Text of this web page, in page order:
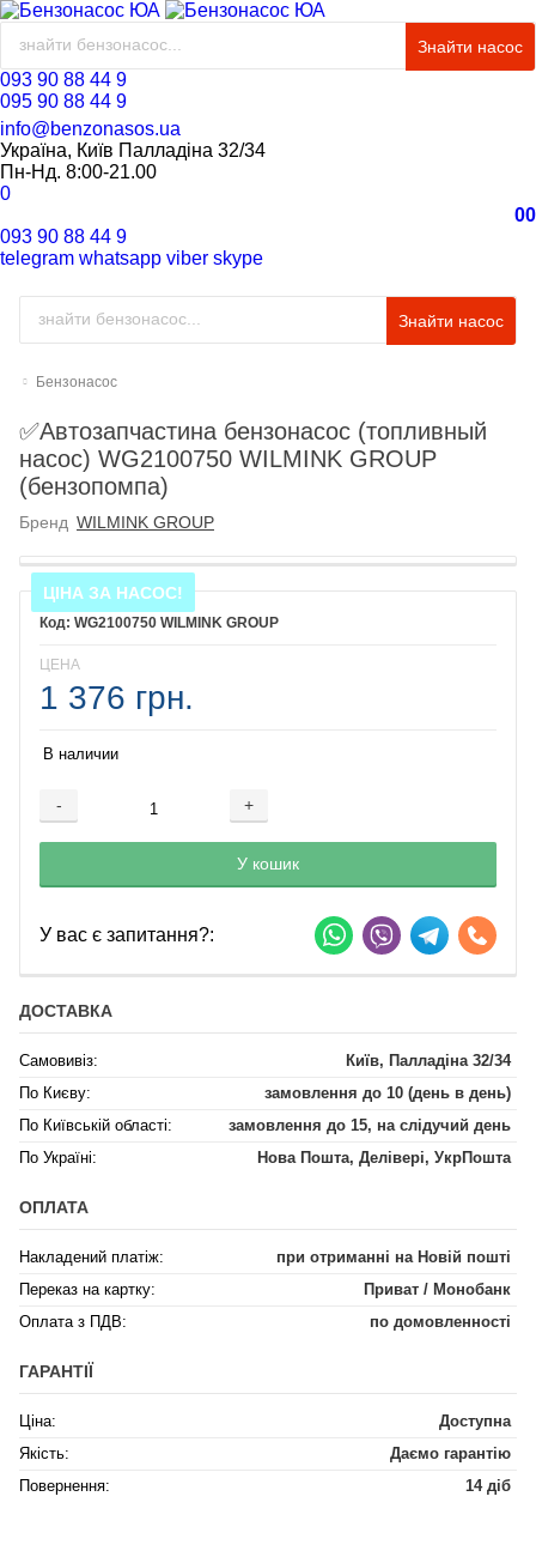
Знайти насос
093 90 88 44 9
095 90 88 44 9
info@benzonasos.ua
Україна, Київ Палладіна 32/34
Пн-Нд. 8:00-21.00
0
00
093 90 88 44 9
telegram whatsapp viber skype
Знайти насос
Бензонасос
✅Автозапчастина бензонасос (топливный
насос) WG2100750 WILMINK GROUP
(бензопомпа)
Бренд WILMINK GROUP
ЦІНА ЗА НАСОС!
WG2100750 WILMINK GROUP
ЦЕНА
1 376 грн.
В наличии
- +
Добавляется...
У кошик
Добавлен
У вас є запитання?:
ДОСТАВКА
Самовивіз:
Київ, Палладіна 32/34
По Києву:
замовлення до 10 (день в день)
По Київській області:
замовлення до 15, на слідучий день
По Україні:
Нова Пошта, Делівері, УкрПошта
ОПЛАТА
Накладений платіж:
при отриманні на Новій пошті
Переказ на картку:
Приват / Монобанк
Оплата з ПДВ:
по домовленності
ГАРАНТІЇ
Ціна:
Доступна
Якість:
Даємо гарантію
Повернення:
14 діб